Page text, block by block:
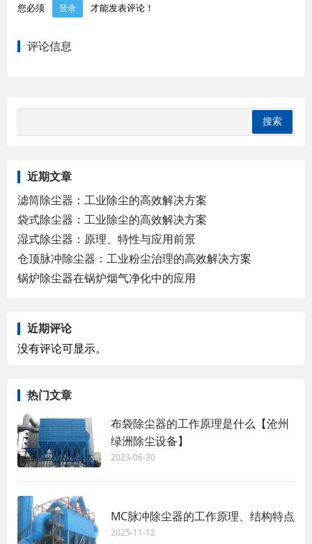
您必须 登录 才能发表评论！
评论信息
近期文章
滤筒除尘器：工业除尘的高效解决方案
袋式除尘器：工业除尘的高效解决方案
湿式除尘器：原理、特性与应用前景
仓顶脉冲除尘器：工业粉尘治理的高效解决方案
锅炉除尘器在锅炉烟气净化中的应用
近期评论
没有评论可显示。
热门文章
布袋除尘器的工作原理是什么【沧州
绿洲除尘设备】
2023-06-30
MC脉冲除尘器的工作原理、结构特点
2025-11-12